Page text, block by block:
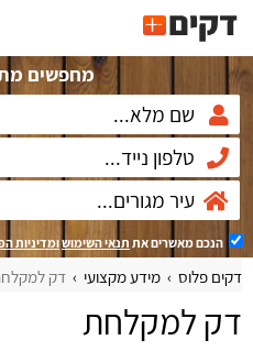
מחפשים
הנכם מאשרים את תנאי השימושומדיניות
דקים פלוס מידע מקצועי דק
דק למקלחת